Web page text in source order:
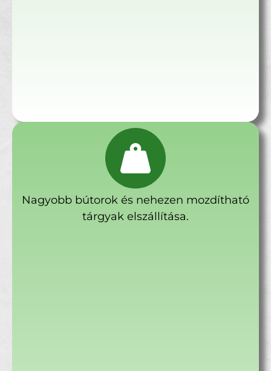
Nagyobb bútorok és nehezen mozdítható
tárgyak elszállítása.